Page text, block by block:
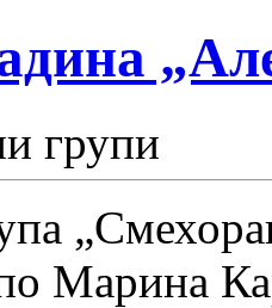
групи
Марина